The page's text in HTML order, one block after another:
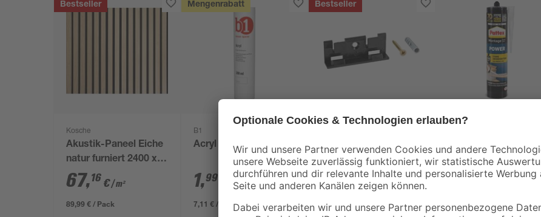
Bestseller
Kosche
Akustik-Paneel Eiche
natur furniert 2400 x
561 x 19 mm
67,16 €/ m²
89,99 € / Pack
Mengenrabatt
B1
Acryl weiß 280 ml
1,99
7,11 € / Liter
Bestseller
Clips für
Sockelleisten 'Nr. 1'
schwarz, 20 Stück
8,49 €
Montagekleber
'Power' weiß 370 g
7,99
21,59 € / Kilogramm